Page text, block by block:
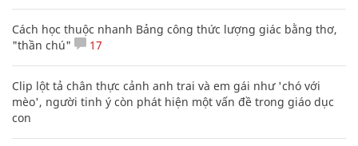
Cách học thuộc nhanh Bảng công thức lượng giác bằng thơ,
"thần chú"
17
Clip lột tả chân thực cảnh anh trai và em gái như 'chó với
mèo', người tinh ý còn phát hiện một vấn đề trong giáo dục
con